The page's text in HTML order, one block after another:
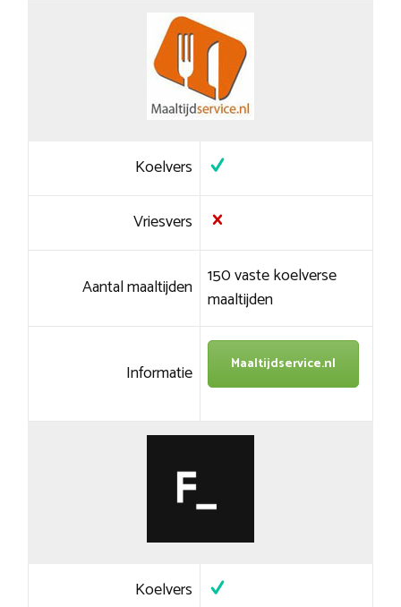
Koelvers
Vriesvers
Aantal maaltijden 150 vaste koelverse
maaltijden
Informatie Maaltijdservice.nl
Koelvers